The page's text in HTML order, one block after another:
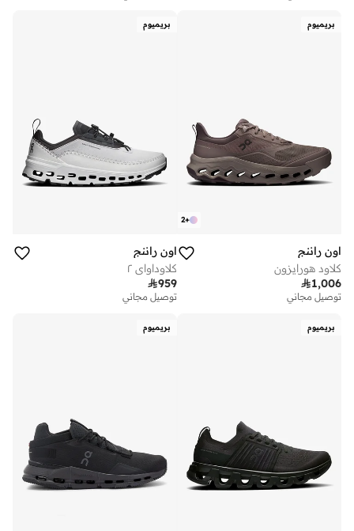
بريميوم
+
2
اون راننج
كلاود هورايزون
1,006
توصيل مجاني
بريميوم
اون راننج
كلاوداواي ٢
959
توصيل مجاني
بريميوم بريميوم